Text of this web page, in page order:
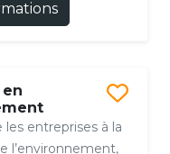
les entreprises à la
l’environnement,